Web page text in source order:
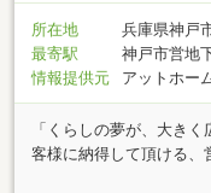
所在地
兵庫県神戸
最寄駅
神戸市営地
情報提供元
アットホー
「くらしの夢が、大き
客様に納得して頂ける、
買いたい、賃貸を探し